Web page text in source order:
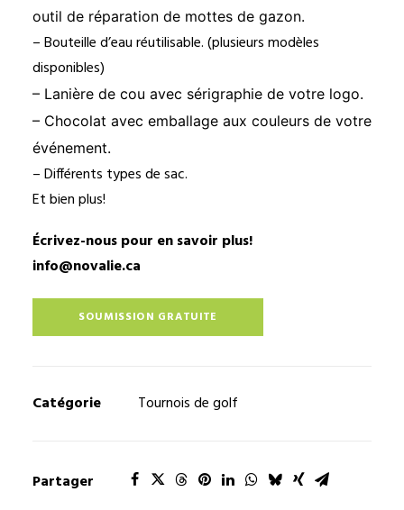
outil de réparation de mottes de gazon.
– Bouteille d’eau réutilisable. (plusieurs modèles
disponibles)
– Lanière de cou avec sérigraphie de votre logo.
– Chocolat avec emballage aux couleurs de votre
événement.
– Différents types de sac.
Et bien plus!
Écrivez-nous pour en savoir plus!
info@novalie.ca
SOUMISSION GRATUITE
Catégorie Tournois de golf
Partager